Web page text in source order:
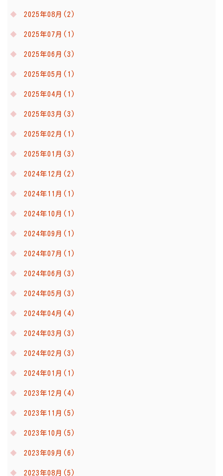
2025年08月(2)
2025年07月(1)
2025年06月(3)
2025年05月(1)
2025年04月(1)
2025年03月(3)
2025年02月(1)
2025年01月(3)
2024年12月(2)
2024年11月(1)
2024年10月(1)
2024年09月(1)
2024年07月(1)
2024年06月(3)
2024年05月(3)
2024年04月(4)
2024年03月(3)
2024年02月(3)
2024年01月(1)
2023年12月(4)
2023年11月(5)
2023年10月(5)
2023年09月(6)
2023年08月(5)